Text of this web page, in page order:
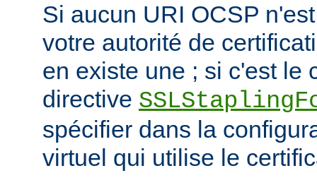
Si aucun URI OCSP
votre autorité de
en existe une ; si c'est le
directive
spécifier dans la
virtuel qui utilise le